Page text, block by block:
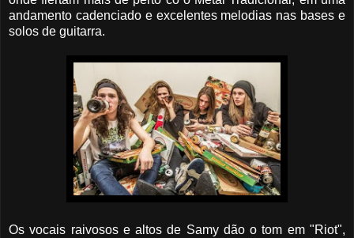
andamento cadenciado e excelentes melodias nas bases e
solos de guitarra.
Os vocais raivosos e altos de Samy dão o tom em "Riot",